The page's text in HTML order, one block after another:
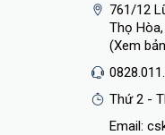
761/12
Thọ Hòa,
(Xem
Thứ 2 -
Email: